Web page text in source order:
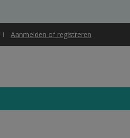
Aanmelden of registreren